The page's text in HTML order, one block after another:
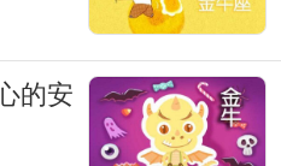
的安